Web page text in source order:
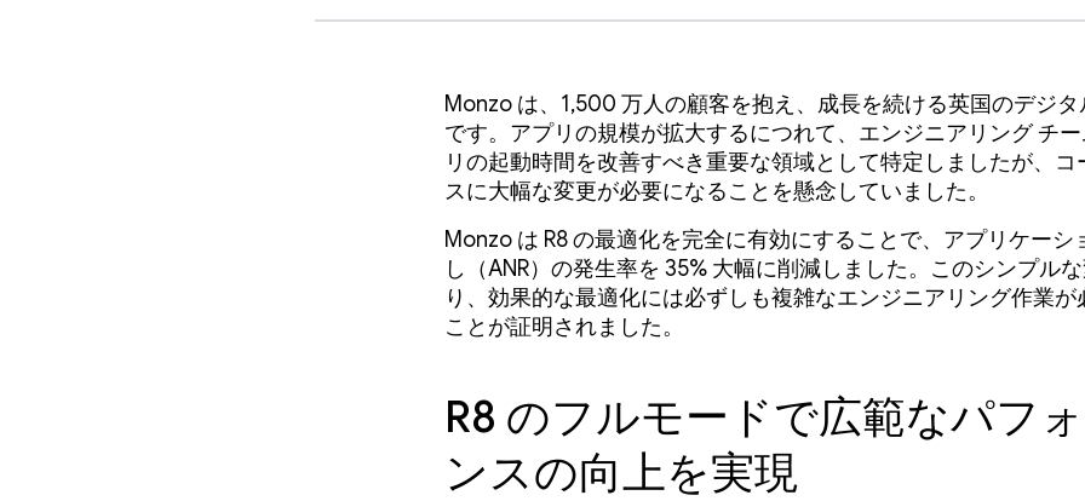
Monzo は、1,500 万人の顧客を抱え、成長を続ける英国のデジタ
です。アプリの規模が拡大するにつれて、エンジニアリング チ
リの起動時間を改善すべき重要な領域として特定しましたが、コ
スに大幅な変更が必要になることを懸念していました。
Monzo は R8 の最適化を完全に有効にすることで、アプリケーシ
し（ANR）の発生率を 35% 大幅に削減しました。このシンプル
り、効果的な最適化には必ずしも複雑なエンジニアリング作業が
ことが証明されました。
R8 のフルモードで広範なパフ
ンスの向上を実現